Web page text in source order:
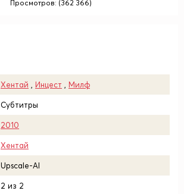
Просмотров: (362 366)
Хентай Инцест Милф
Субтитры
2010
Хентай
Upscale-AI
2 из 2